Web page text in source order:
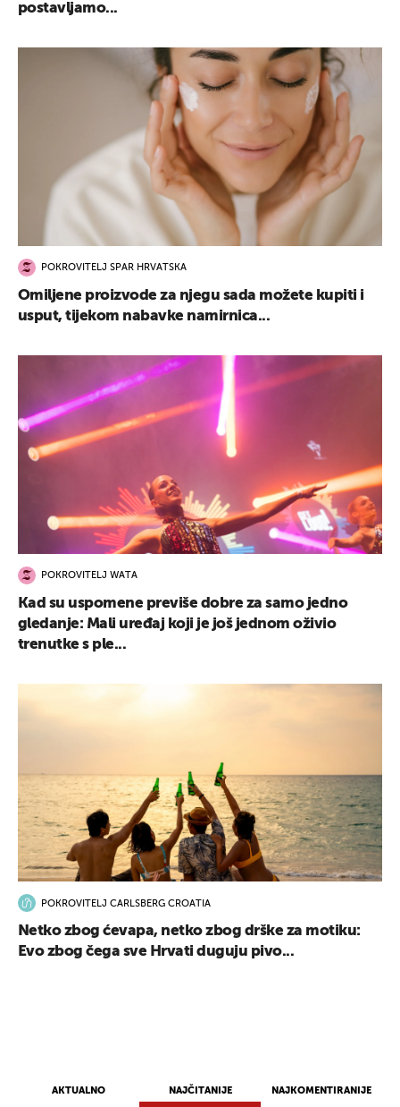
AKTUALNO NAJČITANIJE NAJKOMENTIRANIJE
postavljamo...
POKROVITELJ SPAR HRVATSKA
Omiljene proizvode za njegu sada možete kupiti i
usput, tijekom nabavke namirnica...
POKROVITELJ WATA
Kad su uspomene previše dobre za samo jedno
gledanje: Mali uređaj koji je još jednom oživio
trenutke s ple...
POKROVITELJ CARLSBERG CROATIA
Netko zbog ćevapa, netko zbog drške za motiku:
Evo zbog čega sve Hrvati duguju pivo...